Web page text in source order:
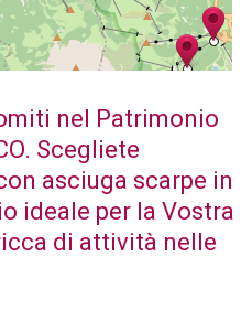
nel Patrimonio
Scegliete
asciuga scarpe in
ideale per la Vostra
di attività nelle